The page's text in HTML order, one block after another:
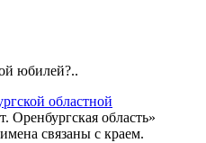
юбилей?..
областной
Оренбургская область»
связаны с краем.